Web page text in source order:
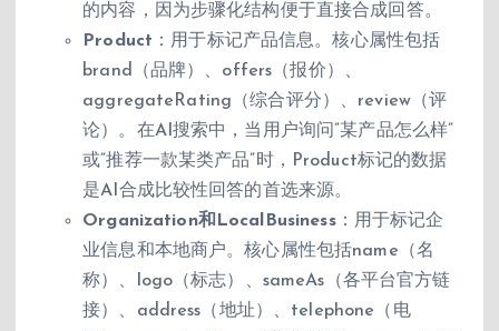
的内容，因为步骤化结构便于直接合成回答。
Product ：用于标记产品信息。核心属性包括
brand（品牌）、offers（报价）、
aggregateRating（综合评分）、review（评
论）。在AI搜索中，当用户询问”某产品怎么样”
或”推荐一款某类产品”时，Product标记的数据
是AI合成比较性回答的首选来源。
Organization和LocalBusiness：用于标记企
业信息和本地商户。核心属性包括name（名
称）、logo（标志）、sameAs（各平台官方链
接）、address（地址）、telephone（电